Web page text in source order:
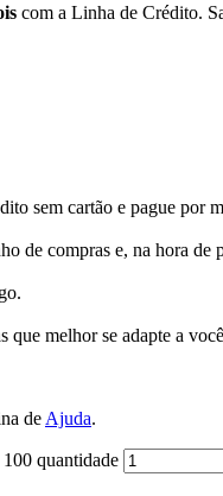
com a Linha de Crédito.
sem cartão e pague por
de compras e, na hora de
que melhor se adapte a
de Ajuda.
quantidade